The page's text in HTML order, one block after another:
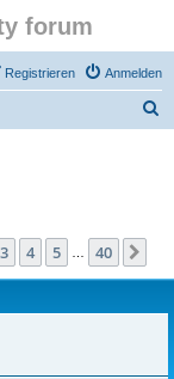
forum
Anmelden
Registrieren
40
3 4 5 40